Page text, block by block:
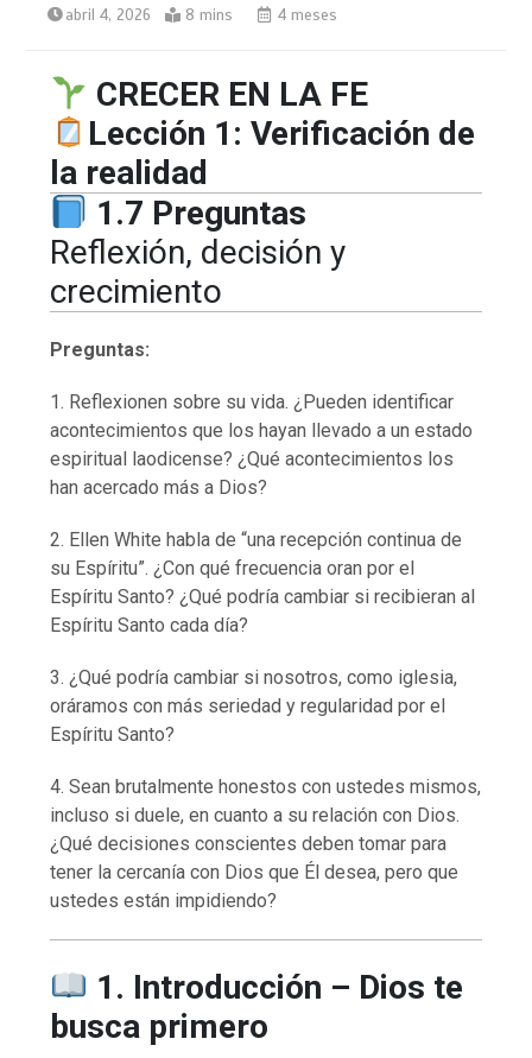
abril 4, 2026 8 mins 4 meses
CRECER EN LA FE
Lección 1: Verificación de
la realidad
1.7 Preguntas
Reflexión, decisión y
crecimiento
Preguntas:
1. Reflexionen sobre su vida. ¿Pueden identificar
acontecimientos que los hayan llevado a un estado
espiritual laodicense? ¿Qué acontecimientos los
han acercado más a Dios?
2. Ellen White habla de “una recepción continua de
su Espíritu”. ¿Con qué frecuencia oran por el
Espíritu Santo? ¿Qué podría cambiar si recibieran al
Espíritu Santo cada día?
3. ¿Qué podría cambiar si nosotros, como iglesia,
oráramos con más seriedad y regularidad por el
Espíritu Santo?
4. Sean brutalmente honestos con ustedes mismos,
incluso si duele, en cuanto a su relación con Dios.
¿Qué decisiones conscientes deben tomar para
tener la cercanía con Dios que Él desea, pero que
ustedes están impidiendo?
1. Introducción – Dios te
busca primero